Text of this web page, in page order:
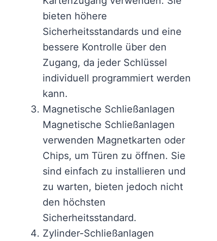
bieten höhere
Sicherheitsstandards und eine
bessere Kontrolle über den
Zugang, da jeder Schlüssel
individuell programmiert werden
kann.
Magnetische Schließanlagen
Magnetische Schließanlagen
verwenden Magnetkarten oder
Chips, um Türen zu öffnen. Sie
sind einfach zu installieren und
zu warten, bieten jedoch nicht
den höchsten
Sicherheitsstandard.
Zylinder-Schließanlagen